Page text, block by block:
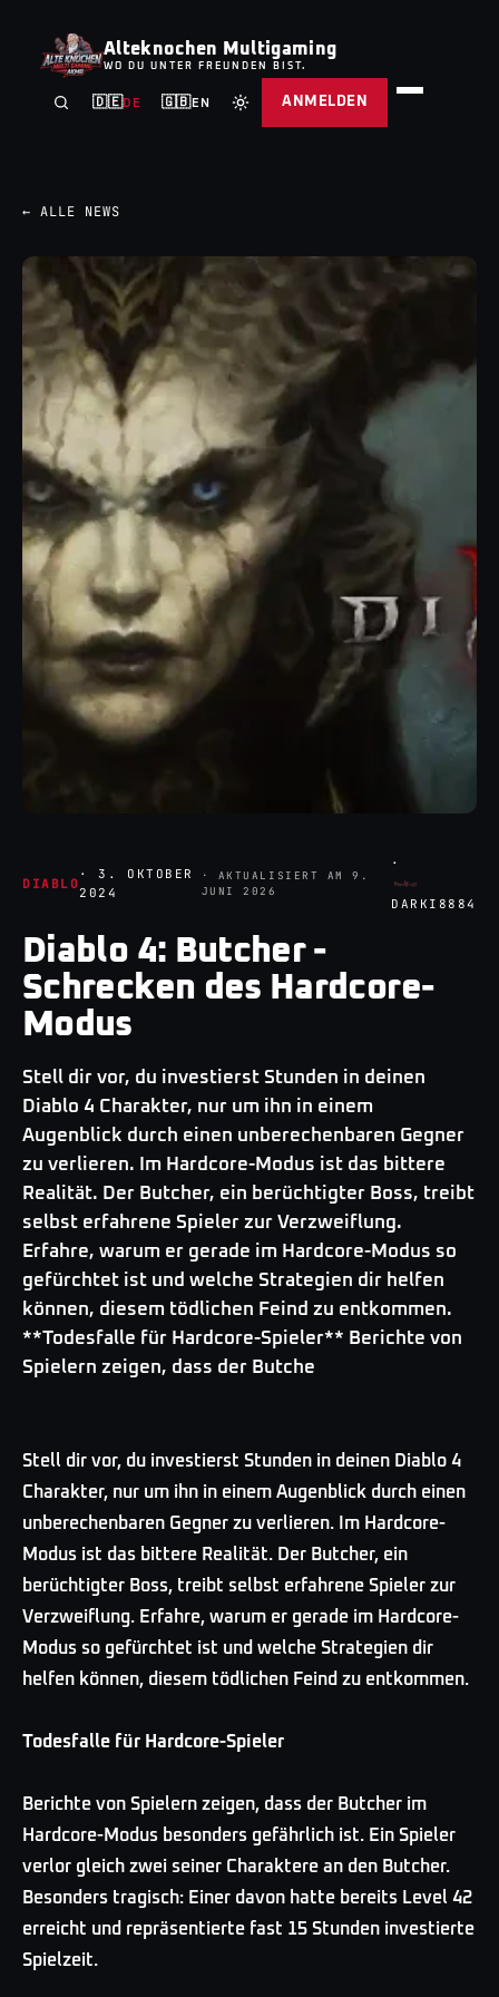
Alteknochen Multigaming
WO DU UNTER FREUNDEN BIST.
🇩🇪DE 🇬🇧EN ANMELDEN
← ALLE NEWS
DIABLO
·3. OKTOBER
2024
· AKTUALISIERT AM9.
JUNI 2026
·
DARKI8884
Diablo 4: Butcher -
Schrecken des Hardcore-
Modus
Stell dir vor, du investierst Stunden in deinen
Diablo 4 Charakter, nur um ihn in einem
Augenblick durch einen unberechenbaren Gegner
zu verlieren. Im Hardcore-Modus ist das bittere
Realität. Der Butcher, ein berüchtigter Boss, treibt
selbst erfahrene Spieler zur Verzweiflung.
Erfahre, warum er gerade im Hardcore-Modus so
gefürchtet ist und welche Strategien dir helfen
können, diesem tödlichen Feind zu entkommen.
**Todesfalle für Hardcore-Spieler** Berichte von
Spielern zeigen, dass der Butche
Stell dir vor, du investierst Stunden in deinen Diablo 4
Charakter, nur um ihn in einem Augenblick durch einen
unberechenbaren Gegner zu verlieren. Im Hardcore-
Modus ist das bittere Realität. Der Butcher, ein
berüchtigter Boss, treibt selbst erfahrene Spieler zur
Verzweiflung. Erfahre, warum er gerade im Hardcore-
Modus so gefürchtet ist und welche Strategien dir
helfen können, diesem tödlichen Feind zu entkommen.
Todesfalle für Hardcore-Spieler
Berichte von Spielern zeigen, dass der Butcher im
Hardcore-Modus besonders gefährlich ist. Ein Spieler
verlor gleich zwei seiner Charaktere an den Butcher.
Besonders tragisch: Einer davon hatte bereits Level 42
erreicht und repräsentierte fast 15 Stunden investierte
Spielzeit.